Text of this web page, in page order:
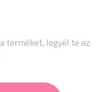
terméket, legyél te az